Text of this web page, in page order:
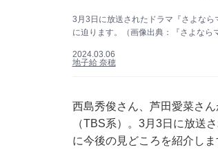
3月3日に放送されたドラマ『さよな
に迫ります。（画像出典：『さよなら
2024.03.06
地子給 奈穂
西島秀俊さん、芦田愛菜さ
（TBS系）。3月3日に放送
に今後の見どころを紹介しま